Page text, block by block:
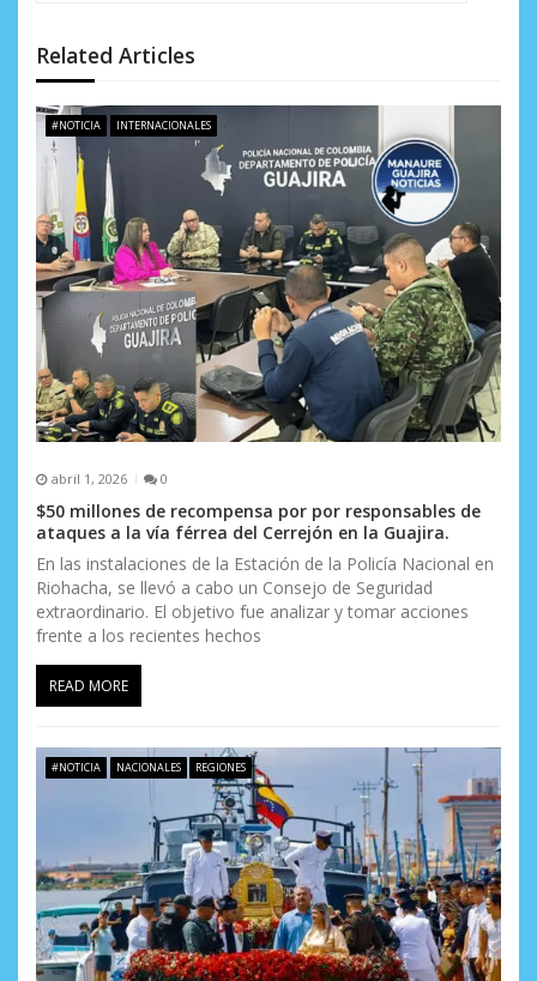
n
d
e
e
n
t
r
a
d
a
s
Related Articles
#NOTICIA INTERNACIONALES
abril 1, 2026 0
$50 millones de recompensa por por responsables de
ataques a la vía férrea del Cerrejón en la Guajira.
En las instalaciones de la Estación de la Policía Nacional en
Riohacha, se llevó a cabo un Consejo de Seguridad
extraordinario. El objetivo fue analizar y tomar acciones
frente a los recientes hechos
READ MORE
#NOTICIA NACIONALES REGIONES